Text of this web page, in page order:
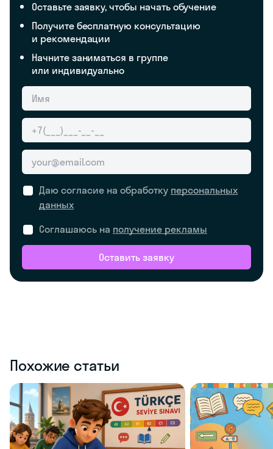
Оставьте заявку, чтобы начать обучение
Получите бесплатную консультацию
и рекомендации
Начните заниматься в группе
или индивидуально
Даю согласие на обработку персональных
данных
Соглашаюсь на получение рекламы
Оставить заявку
Похожие статьи